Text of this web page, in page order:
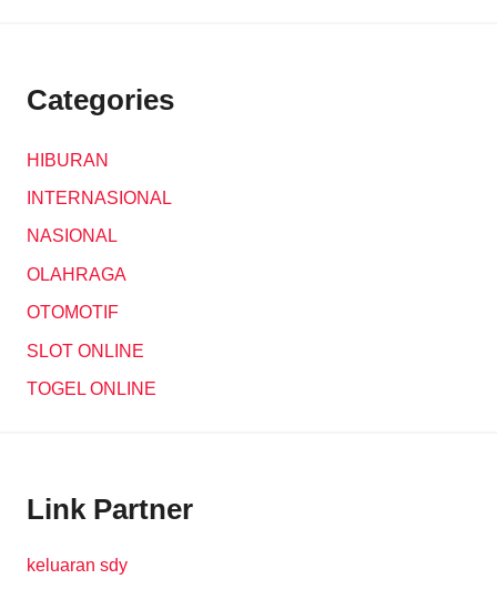
Categories
HIBURAN
INTERNASIONAL
NASIONAL
OLAHRAGA
OTOMOTIF
SLOT ONLINE
TOGEL ONLINE
Link Partner
keluaran sdy